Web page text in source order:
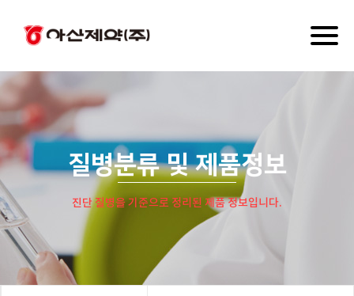
질병분류 및 제품정보
진단 질병을 기준으로 정리된 제품 정보입니다.